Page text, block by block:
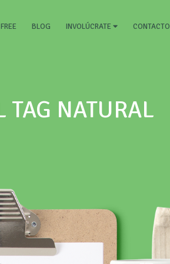
BLOG INVOLÚCRATE CONTACTO
TAG NATURAL